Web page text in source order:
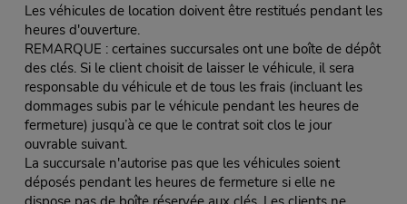
Les véhicules de location doivent être restitués pendant les
heures d'ouverture.
REMARQUE : certaines succursales ont une boîte de dépôt
des clés. Si le client choisit de laisser le véhicule, il sera
responsable du véhicule et de tous les frais (incluant les
dommages subis par le véhicule pendant les heures de
fermeture) jusqu’à ce que le contrat soit clos le jour
ouvrable suivant.
La succursale n'autorise pas que les véhicules soient
déposés pendant les heures de fermeture si elle ne